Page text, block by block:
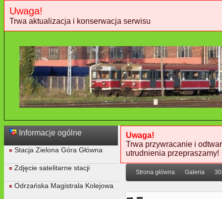
Uwaga!
Trwa aktualizacja i konserwacja serwisu
Informacje ogólne
Stacja Zielona Góra Główna
Zdjęcie satelitarne stacji
Odrzańska Magistrala Kolejowa
Uwaga!
Trwa przywracanie i
utrudnienia przepraszamy!
Strona główna Galeria